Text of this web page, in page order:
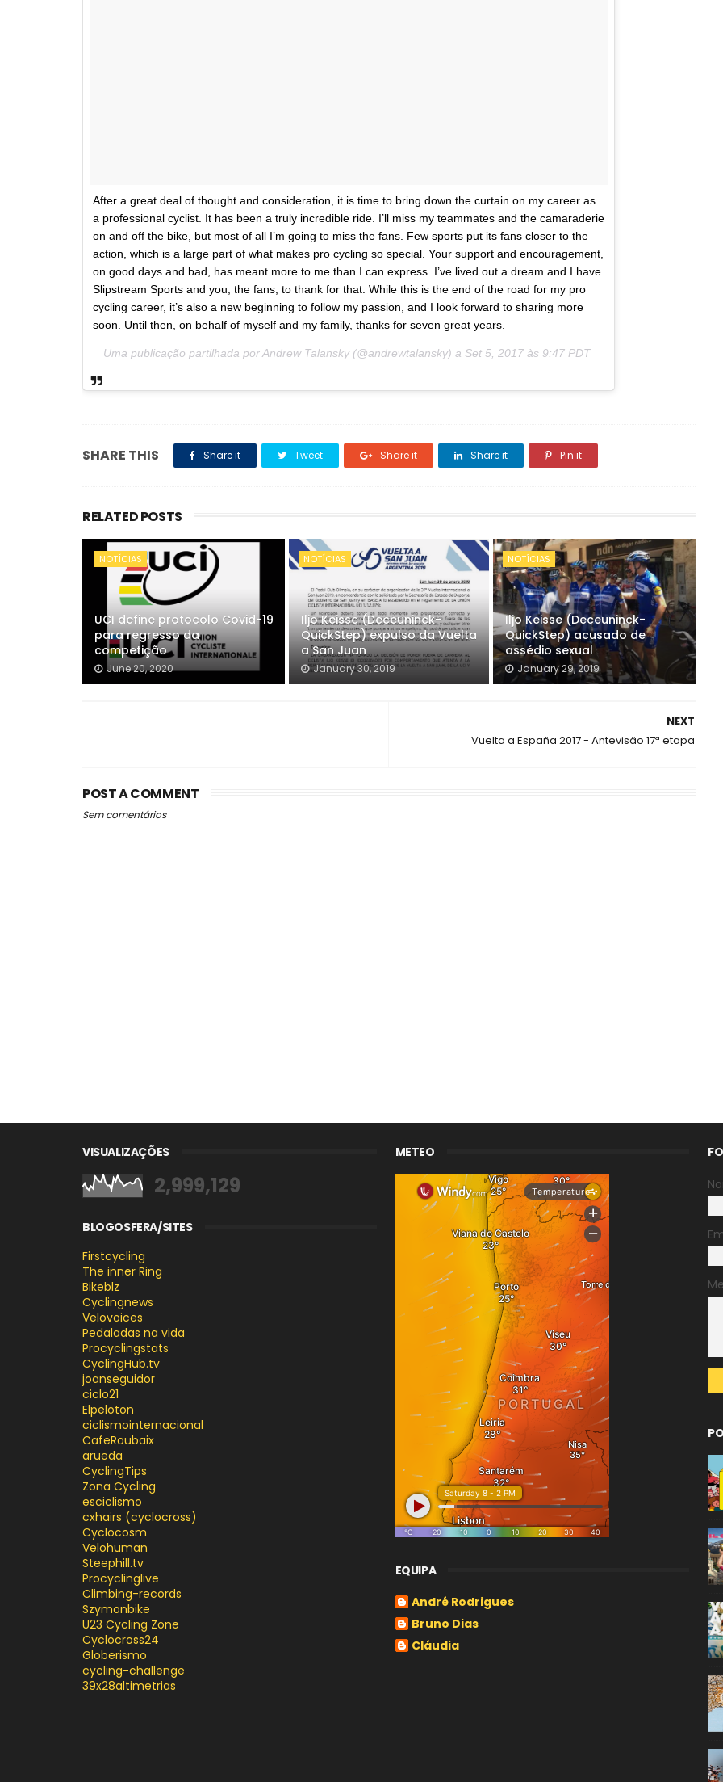
After a great deal of thought and consideration, it is time to bring down the curtain on my career as
a professional cyclist. It has been a truly incredible ride. I’ll miss my teammates and the camaraderie
on and off the bike, but most of all I’m going to miss the fans. Few sports put its fans closer to the
action, which is a large part of what makes pro cycling so special. Your support and encouragement,
on good days and bad, has meant more to me than I can express. I’ve lived out a dream and I have
Slipstream Sports and you, the fans, to thank for that. While this is the end of the road for my pro
cycling career, it’s also a new beginning to follow my passion, and I look forward to sharing more
soon. Until then, on behalf of myself and my family, thanks for seven great years.
Uma publicação partilhada por Andrew Talansky (@andrewtalansky) a Set 5, 2017 às 9:47 PDT
SHARE THIS Share it Tweet Share it Share it Pin it
RELATED POSTS
NOTÍCIAS
UCI define protocolo Covid-19
para regresso da
competição
June 20, 2020
NOTÍCIAS
Iljo Keisse (Deceuninck-
QuickStep) expulso da Vuelta
a San Juan
January 30, 2019
NOTÍCIAS
Iljo Keisse (Deceuninck-
QuickStep) acusado de
assédio sexual
January 29, 2019
NEXT
Vuelta a España 2017 - Antevisão 17ª etapa
POST A COMMENT
Sem comentários
VISUALIZAÇÕES
2,999,129
BLOGOSFERA/SITES
Firstcycling
The inner Ring
Bikeblz
Cyclingnews
Velovoices
Pedaladas na vida
Procyclingstats
CyclingHub.tv
joanseguidor
ciclo21
Elpeloton
ciclismointernacional
CafeRoubaix
arueda
CyclingTips
Zona Cycling
esciclismo
cxhairs (cyclocross)
Cyclocosm
Velohuman
Steephill.tv
Procyclinglive
Climbing-records
Szymonbike
U23 Cycling Zone
Cyclocross24
Globerismo
cycling-challenge
39x28altimetrias
METEO
EQUIPA
André Rodrigues
Bruno Dias
Cláudia